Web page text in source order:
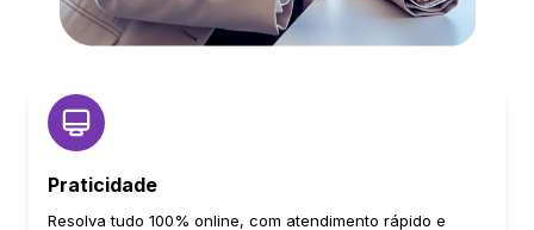
Praticidade
Resolva tudo 100% online, com atendimento rápido e